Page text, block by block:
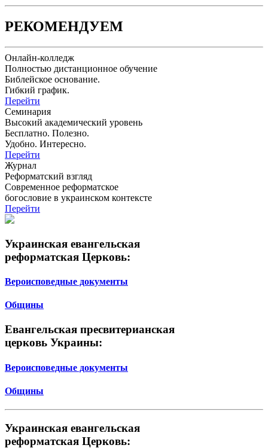
РЕКОМЕНДУЕМ
Онлайн-колледж
Полностью дистанционное обучение
Библейское основание.
Гибкий график.
Перейти
Семинария
Высокий академический уровень
Бесплатно. Полезно.
Удобно. Интересно.
Перейти
Журнал
Реформатский взгляд
Современное реформатское
богословие в украинском контексте
Перейти
Украинская евангельская
реформатская Церковь:
Вероисповедные документы
Общины
Евангельская пресвитерианская
церковь Украины:
Вероисповедные документы
Общины
Украинская евангельская
реформатская Церковь: